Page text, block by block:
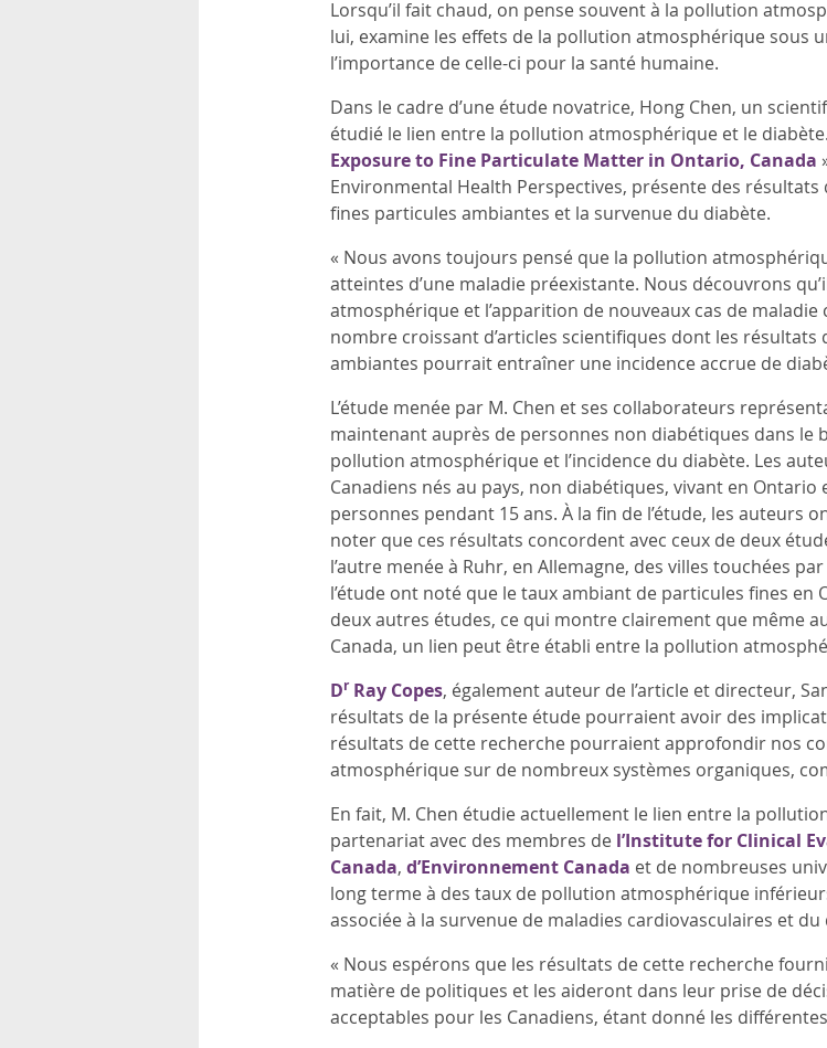
Lorsqu’il fait chaud, on pense souvent à la pollution
lui, examine les effets de la pollution atmosphérique sous
l’importance de celle-ci pour la santé humaine.
Dans le cadre d’une étude novatrice, Hong Chen, un
étudié le lien entre la pollution atmosphérique et le diabète.
Exposure to Fine Particulate Matter in Ontario, Canada
Environmental Health Perspectives, présente des
fines particules ambiantes et la survenue du diabète.
« Nous avons toujours pensé que la pollution
atteintes d’une maladie préexistante. Nous découvrons
atmosphérique et l’apparition de nouveaux cas de
nombre croissant d’articles scientifiques dont les
ambiantes pourrait entraîner une incidence accrue de
L’étude menée par M. Chen et ses collaborateurs
maintenant auprès de personnes non diabétiques dans
pollution atmosphérique et l’incidence du diabète. Les
Canadiens nés au pays, non diabétiques, vivant en
personnes pendant 15 ans. À la fin de l’étude, les auteurs
noter que ces résultats concordent avec ceux de deux
l’autre menée à Ruhr, en Allemagne, des villes touchées
l’étude ont noté que le taux ambiant de particules fines
deux autres études, ce qui montre clairement que même
Canada, un lien peut être établi entre la pollution
DrRay Copes, également auteur de l’article et directeur,
résultats de la présente étude pourraient avoir des
résultats de cette recherche pourraient approfondir nos
atmosphérique sur de nombreux systèmes organiques,
En fait, M. Chen étudie actuellement le lien entre la
partenariat avec des membres de l’Institute for Clinical
Canada, d’Environnement Canada et de nombreuses
long terme à des taux de pollution atmosphérique
associée à la survenue de maladies cardiovasculaires et du
« Nous espérons que les résultats de cette recherche
matière de politiques et les aideront dans leur prise de
acceptables pour les Canadiens, étant donné les